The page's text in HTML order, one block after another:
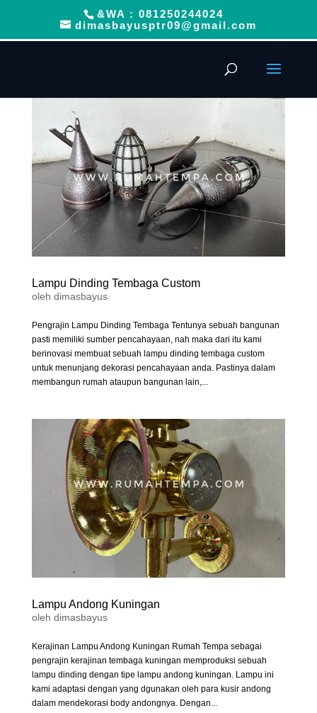
&WA : 081250244024
dimasbayusptr09@gmail.com
Lampu Dinding Tembaga Custom
oleh dimasbayus
Pengrajin Lampu Dinding Tembaga Tentunya sebuah bangunan
pasti memiliki sumber pencahayaan, nah maka dari itu kami
berinovasi membuat sebuah lampu dinding tembaga custom
untuk menunjang dekorasi pencahayaan anda. Pastinya dalam
membangun rumah ataupun bangunan lain,...
Lampu Andong Kuningan
oleh dimasbayus
Kerajinan Lampu Andong Kuningan Rumah Tempa sebagai
pengrajin kerajinan tembaga kuningan memproduksi sebuah
lampu dinding dengan tipe lampu andong kuningan. Lampu ini
kami adaptasi dengan yang dgunakan oleh para kusir andong
dalam mendekorasi body andongnya. Dengan...